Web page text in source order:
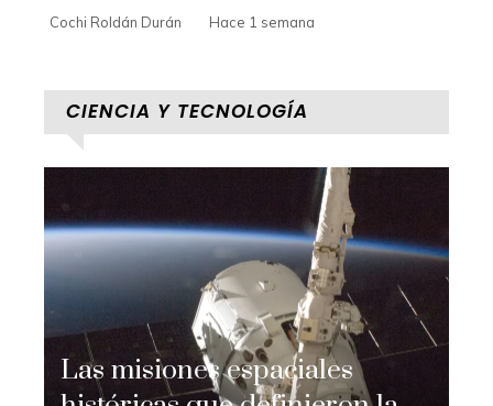
Cochi Roldán Durán Hace 1 semana
CIENCIA Y TECNOLOGÍA
Las misiones espaciales